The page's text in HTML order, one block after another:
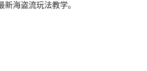
海盗流玩法教学。